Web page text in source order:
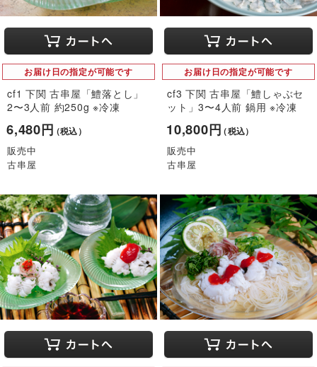
お届け日の指定が可能です
cf1 下関 古串屋「鱧落とし」
2〜3人前 約250g ※冷凍
6,480円（税込）
販売中
古串屋
お届け日の指定が可能です
cf3 下関 古串屋「鱧しゃぶセ
ット」3〜4人前 鍋用 ※冷凍
10,800円（税込）
販売中
古串屋